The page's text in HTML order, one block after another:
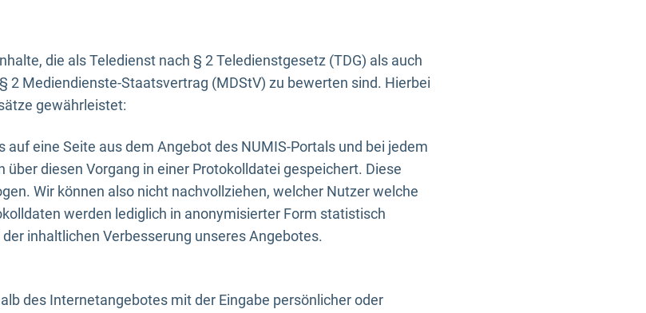
die als Teledienst nach § 2 Teledienstgesetz (TDG) als auch
2 Mediendienste-Staatsvertrag (MDStV) zu bewerten sind. Hierbei
gewährleistet:
auf eine Seite aus dem Angebot des NUMIS-Portals und bei jedem
über diesen Vorgang in einer Protokolldatei gespeichert. Diese
Wir können also nicht nachvollziehen, welcher Nutzer welche
werden lediglich in anonymisierter Form statistisch
inhaltlichen Verbesserung unseres Angebotes.
des Internetangebotes mit der Eingabe persönlicher oder